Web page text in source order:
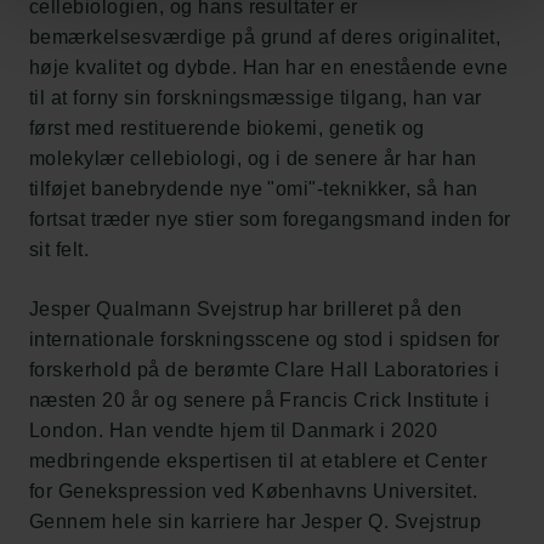
cellebiologien, og hans resultater er
bemærkelsesværdige på grund af deres originalitet,
høje kvalitet og dybde. Han har en enestående evne
til at forny sin forskningsmæssige tilgang, han var
først med restituerende biokemi, genetik og
molekylær cellebiologi, og i de senere år har han
tilføjet banebrydende nye "omi"-teknikker, så han
fortsat træder nye stier som foregangsmand inden for
sit felt.
Jesper Qualmann Svejstrup har brilleret på den
internationale forskningsscene og stod i spidsen for
forskerhold på de berømte Clare Hall Laboratories i
næsten 20 år og senere på Francis Crick Institute i
London. Han vendte hjem til Danmark i 2020
medbringende ekspertisen til at etablere et Center
for Genekspression ved Københavns Universitet.
Gennem hele sin karriere har Jesper Q. Svejstrup
Nyhedsbrev
Databeskyttelsespolitik
Politik for dataetik
Cookiepolitik
Whistleblowerordning
Carlsbergfamilien
Carlsbergfondet
Frederiksborg • Nationalhistorisk Museum
Tuborgfondet
Ny Carlsbergfondet
Ny Carlsberg Glyptotek
Carlsbergfondet
H.C. Andersens Boulevard 35
1553 København V